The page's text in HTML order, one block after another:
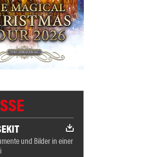
und Bilder in einer